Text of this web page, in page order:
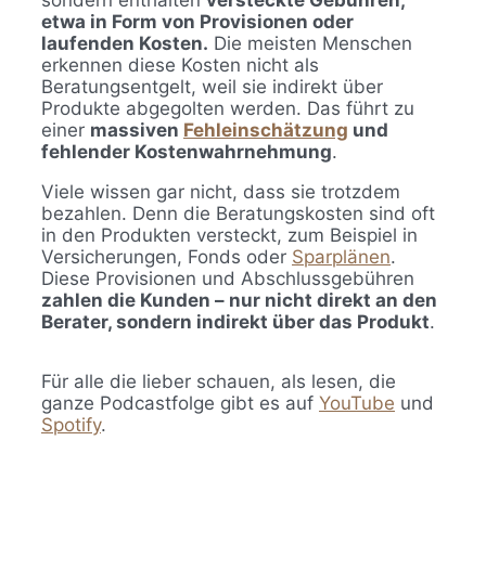
etwa in Form von Provisionen oder
laufenden Kosten. Die meisten Menschen
erkennen diese Kosten nicht als
Beratungsentgelt, weil sie indirekt über
Produkte abgegolten werden. Das führt zu
einer massiven Fehleinschätzung und
fehlender Kostenwahrnehmung.
Viele wissen gar nicht, dass sie trotzdem
bezahlen. Denn die Beratungskosten sind oft
in den Produkten versteckt, zum Beispiel in
Versicherungen, Fonds oder Sparplänen.
Diese Provisionen und Abschlussgebühren
zahlen die Kunden – nur nicht direkt an den
Berater, sondern indirekt über das Produkt.
Für alle die lieber schauen, als lesen, die
ganze Podcastfolge gibt es auf YouTube und
Spotify.